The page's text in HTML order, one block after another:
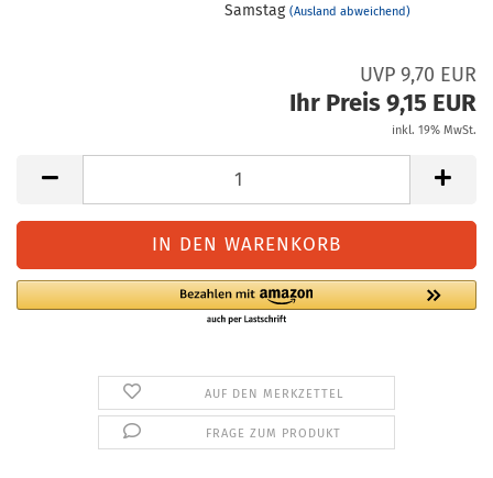
Samstag(Ausland abweichend)
UVP 9,70 EUR
Ihr Preis 9,15 EUR
inkl. 19% MwSt.
AUF DEN MERKZETTEL
FRAGE ZUM PRODUKT